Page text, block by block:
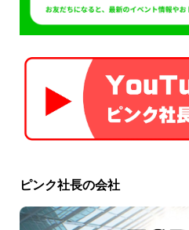
ピンク社長の会社